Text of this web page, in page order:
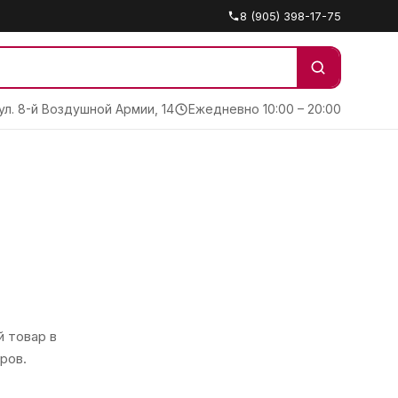
8 (905) 398-17-75
8-й Воздушной Армии, 14 Ежедневно 10:00 – 20:00
товар в